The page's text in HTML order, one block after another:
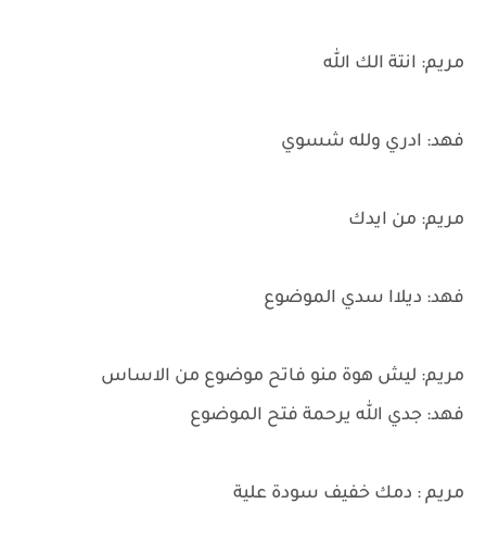
مريم: انتة الك الله
فهد: ادري ولله شسوي
مريم: من ايدك
فهد: ديلاا سدي الموضوع
مريم: ليش هوة منو فاتح موضوع من الاساس
فهد: جدي الله يرحمة فتح الموضوع
مريم : دمك خفيف سودة علية